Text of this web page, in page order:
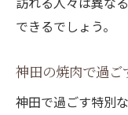
できるでしょう。
神田の焼肉で過
神田で過ごす特別